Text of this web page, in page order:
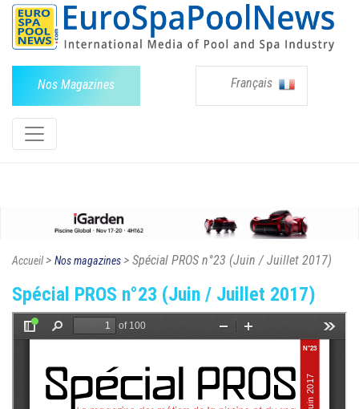
Nos Magazines Français
Accueil> Nos magazines> Spécial PROS n°23 (Juin / Juillet 2017)
Spécial PROS n°23 (Juin / Juillet 2017)